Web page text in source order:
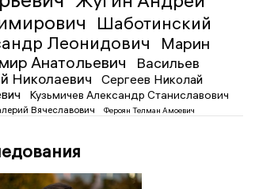
Шаботинский
Леонидович
Марин
Анатольевич
Васильев
Николаевич
Сергеев Николай
Кузьмичев Александр Станиславович
Вячеславович Фероян Телман Амоевич